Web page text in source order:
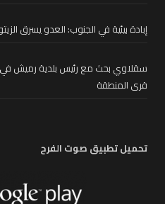
إبادة بيئية في الجنوب: العدو يسرق
سقلاوي بحث مع رئيس بلدية رميش في
قرى المنطقة
تحميل تطبيق صوت الفرح